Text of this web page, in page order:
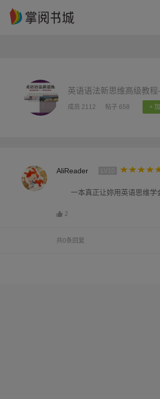
英语语法新思维高级教
成员 2112 帖子 658 +
AliReader
一本真正让妳用英语思维学
2
共0条回复